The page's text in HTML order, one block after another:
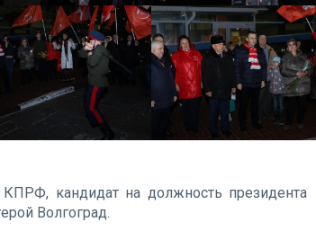
кандидат на должность президента
Волгоград.